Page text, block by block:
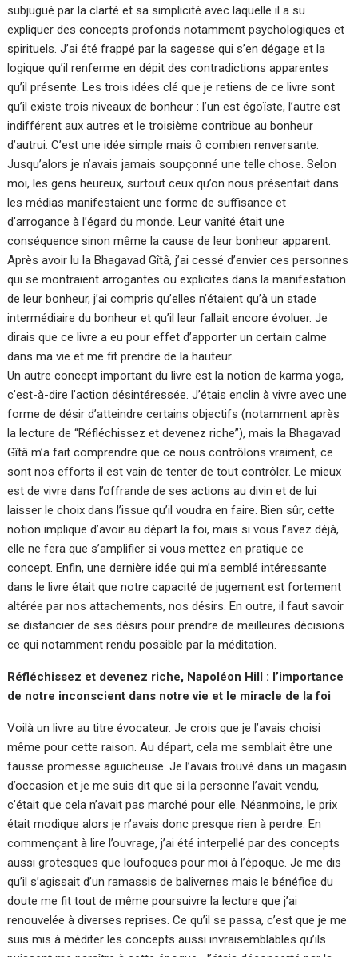
subjugué par la clarté et sa simplicité avec laquelle il a su
expliquer des concepts profonds notamment psychologiques et
spirituels. J’ai été frappé par la sagesse qui s’en dégage et la
logique qu’il renferme en dépit des contradictions apparentes
qu’il présente. Les trois idées clé que je retiens de ce livre sont
qu’il existe trois niveaux de bonheur : l’un est égoïste, l’autre est
indifférent aux autres et le troisième contribue au bonheur
d’autrui. C’est une idée simple mais ô combien renversante.
Jusqu’alors je n’avais jamais soupçonné une telle chose. Selon
moi, les gens heureux, surtout ceux qu’on nous présentait dans
les médias manifestaient une forme de suffisance et
d’arrogance à l’égard du monde. Leur vanité était une
conséquence sinon même la cause de leur bonheur apparent.
Après avoir lu la Bhagavad Gîtâ, j’ai cessé d’envier ces personnes
qui se montraient arrogantes ou explicites dans la manifestation
de leur bonheur, j’ai compris qu’elles n’étaient qu’à un stade
intermédiaire du bonheur et qu’il leur fallait encore évoluer. Je
dirais que ce livre a eu pour effet d’apporter un certain calme
dans ma vie et me fit prendre de la hauteur.
Un autre concept important du livre est la notion de karma yoga,
c’est-à-dire l’action désintéressée. J’étais enclin à vivre avec une
forme de désir d’atteindre certains objectifs (notamment après
la lecture de “Réfléchissez et devenez riche”), mais la Bhagavad
Gîtâ m’a fait comprendre que ce nous contrôlons vraiment, ce
sont nos efforts il est vain de tenter de tout contrôler. Le mieux
est de vivre dans l’offrande de ses actions au divin et de lui
laisser le choix dans l’issue qu’il voudra en faire. Bien sûr, cette
notion implique d’avoir au départ la foi, mais si vous l’avez déjà,
elle ne fera que s’amplifier si vous mettez en pratique ce
concept. Enfin, une dernière idée qui m’a semblé intéressante
dans le livre était que notre capacité de jugement est fortement
altérée par nos attachements, nos désirs. En outre, il faut savoir
se distancier de ses désirs pour prendre de meilleures décisions
ce qui notamment rendu possible par la méditation.
Réfléchissez et devenez riche, Napoléon Hill : l’importance
de notre inconscient dans notre vie et le miracle de la foi
Voilà un livre au titre évocateur. Je crois que je l’avais choisi
même pour cette raison. Au départ, cela me semblait être une
fausse promesse aguicheuse. Je l’avais trouvé dans un magasin
d’occasion et je me suis dit que si la personne l’avait vendu,
c’était que cela n’avait pas marché pour elle. Néanmoins, le prix
était modique alors je n’avais donc presque rien à perdre. En
commençant à lire l’ouvrage, j’ai été interpellé par des concepts
aussi grotesques que loufoques pour moi à l’époque. Je me dis
qu’il s’agissait d’un ramassis de balivernes mais le bénéfice du
doute me fit tout de même poursuivre la lecture que j’ai
renouvelée à diverses reprises. Ce qu’il se passa, c’est que je me
suis mis à méditer les concepts aussi invraisemblables qu’ils